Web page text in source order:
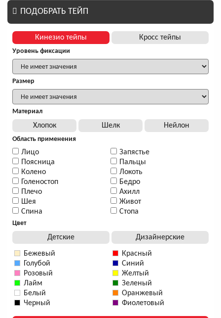
ПОДОБРАТЬ ТЕЙП
Кинезио тейпы Кросс тейпы
Уровень фиксации
Размер
Материал
Хлопок Шелк Нейлон
Область применения
Лицо
Поясница
Колено
Голеностоп
Плечо
Шея
Спина
Запястье
Пальцы
Локоть
Бедро
Ахилл
Живот
Стопа
Цвет
Детские Дизайнерские
Бежевый
Голубой
Розовый
Лайм
Белый
Черный
Красный
Синий
Желтый
Зеленый
Оранжевый
Фиолетовый